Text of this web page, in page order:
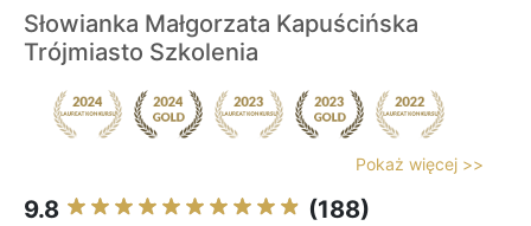
Słowianka Małgorzata Kapuścińska
Trójmiasto Szkolenia
Pokaż więcej >>
9.8 (188)